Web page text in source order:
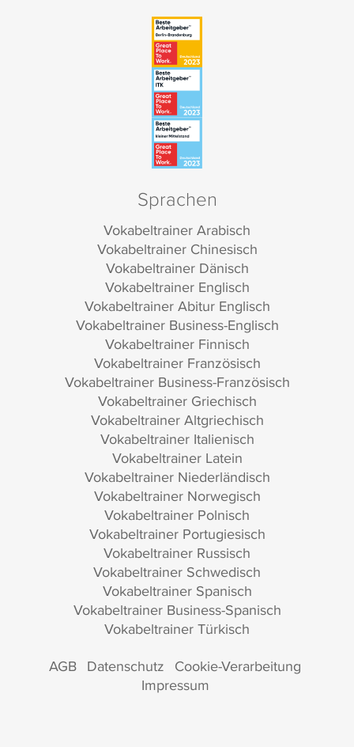
Sprachen
Vokabeltrainer Arabisch
Vokabeltrainer Chinesisch
Vokabeltrainer Dänisch
Vokabeltrainer Englisch
Vokabeltrainer Abitur Englisch
Vokabeltrainer Business-Englisch
Vokabeltrainer Finnisch
Vokabeltrainer Französisch
Vokabeltrainer Business-Französisch
Vokabeltrainer Griechisch
Vokabeltrainer Altgriechisch
Vokabeltrainer Italienisch
Vokabeltrainer Latein
Vokabeltrainer Niederländisch
Vokabeltrainer Norwegisch
Vokabeltrainer Polnisch
Vokabeltrainer Portugiesisch
Vokabeltrainer Russisch
Vokabeltrainer Schwedisch
Vokabeltrainer Spanisch
Vokabeltrainer Business-Spanisch
Vokabeltrainer Türkisch
AGB Datenschutz Cookie-Verarbeitung
Impressum